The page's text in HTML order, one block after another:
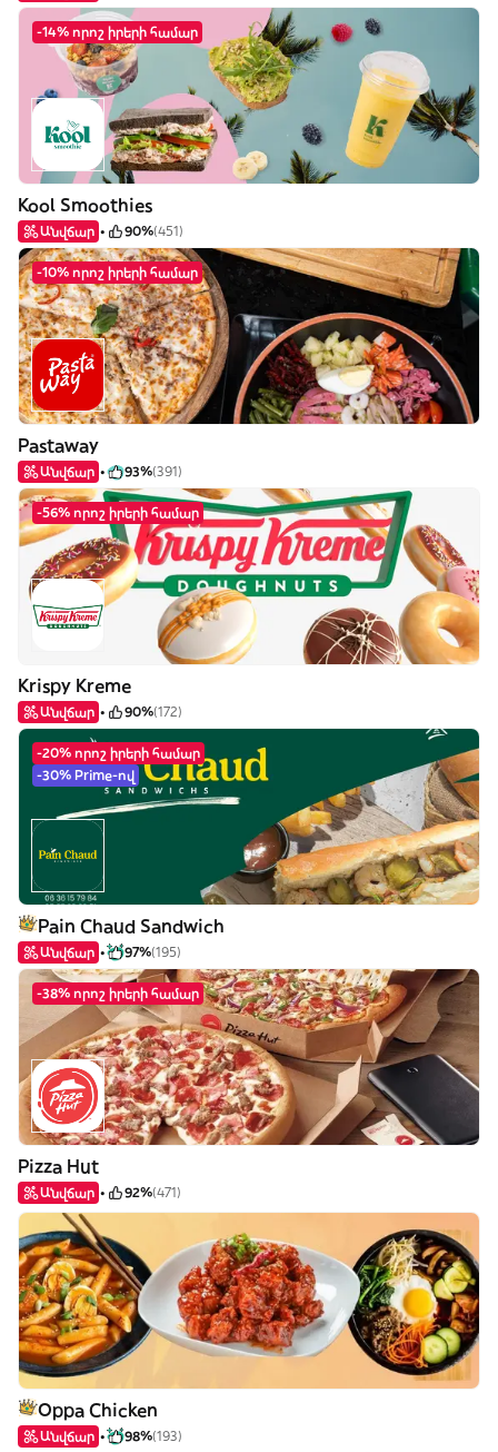
-14% որոշ իրերի համար
Kool Smoothies
Անվճար 90%(451)
-10% որոշ իրերի համար
Pastaway
Անվճար 93%(391)
-56% որոշ իրերի համար
Krispy Kreme
Անվճար 90%(172)
-20% որոշ իրերի համար
-30% Prime-ով
Pain Chaud Sandwich
Անվճար 97%(195)
-38% որոշ իրերի համար
Pizza Hut
Անվճար 92%(471)
Oppa Chicken
Անվճար 98%(193)